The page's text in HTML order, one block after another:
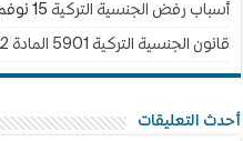
أسباب رفض الجنسية التركية 15 نوفمبر,2024
قانون الجنسية التركية 5901 المادة 72 الفقرة 5
أحدث التعليقات